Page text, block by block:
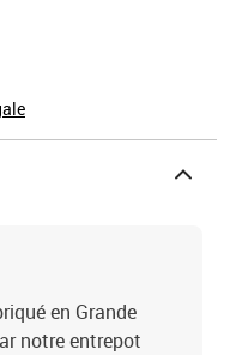
en Grande
notre entrepot